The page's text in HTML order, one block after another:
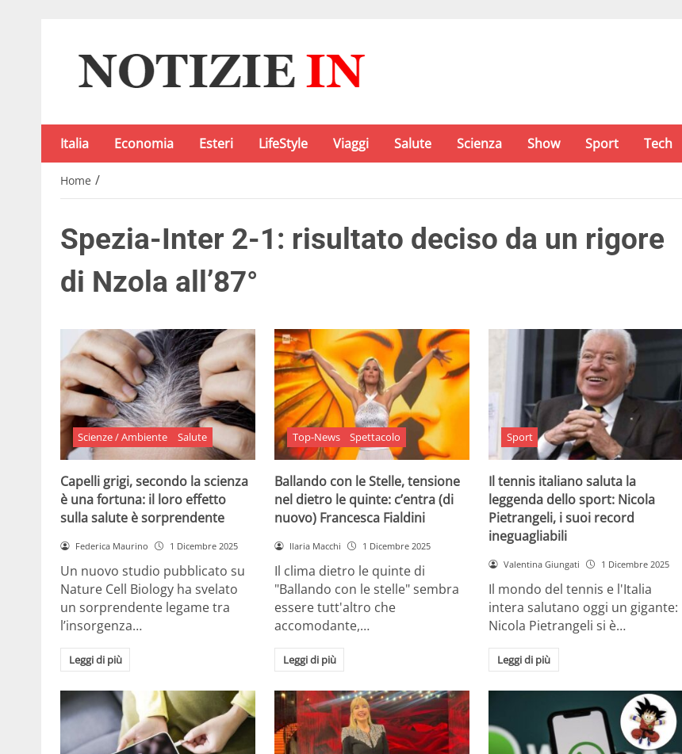
Italia Economia Esteri LifeStyle Viaggi Salute Scienza Show Sport Tech
Home /
Spezia-Inter 2-1: risultato deciso da un rigore
di Nzola all’87°
Scienze / Ambiente Salute
Capelli grigi, secondo la scienza
è una fortuna: il loro effetto
sulla salute è sorprendente
Federica Maurino 1 Dicembre 2025
Un nuovo studio pubblicato su
Nature Cell Biology ha svelato
un sorprendente legame tra
l’insorgenza…
Leggi di più
Top-News Spettacolo
Ballando con le Stelle, tensione
nel dietro le quinte: c’entra (di
nuovo) Francesca Fialdini
Ilaria Macchi 1 Dicembre 2025
Il clima dietro le quinte di
"Ballando con le stelle" sembra
essere tutt'altro che
accomodante,…
Leggi di più
Sport
Il tennis italiano saluta la
leggenda dello sport: Nicola
Pietrangeli, i suoi record
ineguagliabili
Valentina Giungati 1 Dicembre 2025
Il mondo del tennis e l'Italia
intera salutano oggi un gigante:
Nicola Pietrangeli si è…
Leggi di più